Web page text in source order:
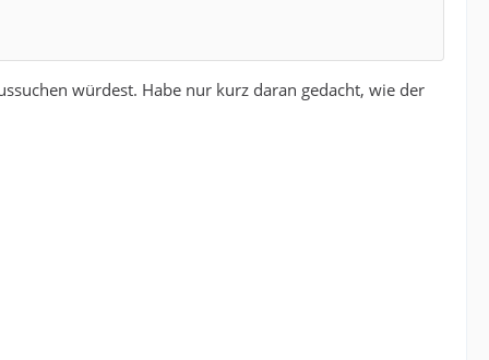
würdest. Habe nur kurz daran gedacht, wie der